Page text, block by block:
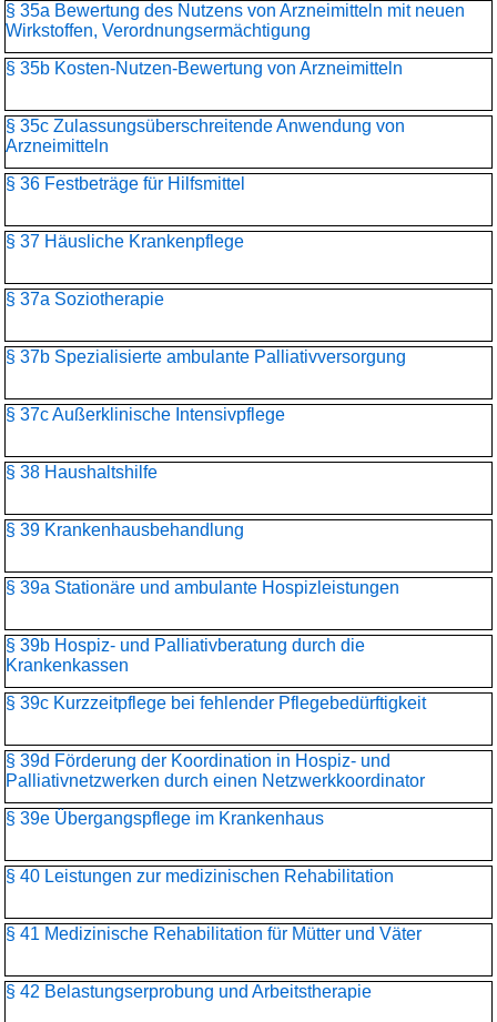
§ 35a Bewertung des Nutzens von Arzneimitteln mit neuen
Wirkstoffen, Verordnungsermächtigung
§ 35b Kosten-Nutzen-Bewertung von Arzneimitteln
§ 35c Zulassungsüberschreitende Anwendung von
Arzneimitteln
§ 36 Festbeträge für Hilfsmittel
§ 37 Häusliche Krankenpflege
§ 37a Soziotherapie
§ 37b Spezialisierte ambulante Palliativversorgung
§ 37c Außerklinische Intensivpflege
§ 38 Haushaltshilfe
§ 39 Krankenhausbehandlung
§ 39a Stationäre und ambulante Hospizleistungen
§ 39b Hospiz- und Palliativberatung durch die
Krankenkassen
§ 39c Kurzzeitpflege bei fehlender Pflegebedürftigkeit
§ 39d Förderung der Koordination in Hospiz- und
Palliativnetzwerken durch einen Netzwerkkoordinator
§ 39e Übergangspflege im Krankenhaus
§ 40 Leistungen zur medizinischen Rehabilitation
§ 41 Medizinische Rehabilitation für Mütter und Väter
§ 42 Belastungserprobung und Arbeitstherapie